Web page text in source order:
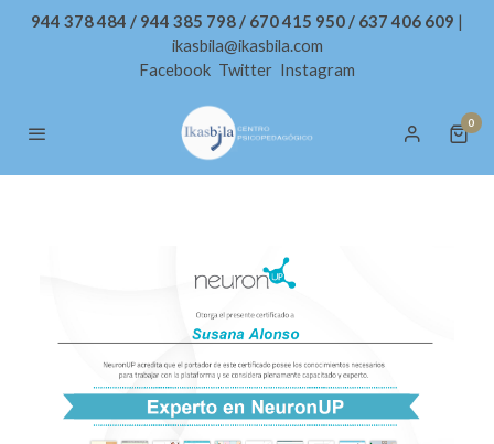
944 378 484 / 944 385 798 / 670 415 950 / 637 406 609 |
ikasbila@ikasbila.com
Facebook Twitter Instagram
0